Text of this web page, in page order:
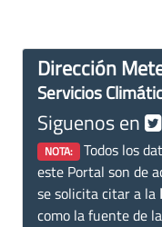
Dirección
Servicios
Siguenos en
NOTA: Todos los
este Portal son de
se solicita citar a la
como la fuente de